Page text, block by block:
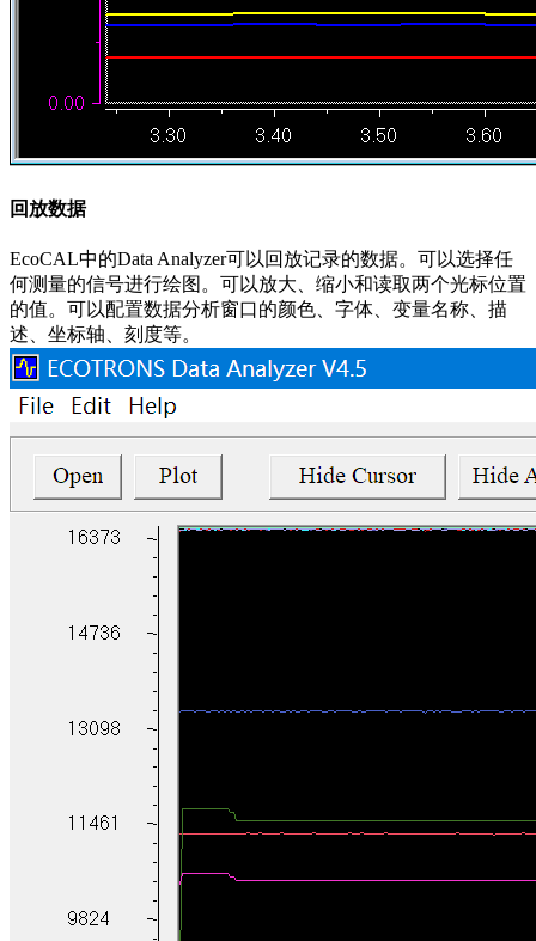
回放数据
EcoCAL中的Data Analyzer可以回放记录的数据。可以选择任
何测量的信号进行绘图。可以放大、缩小和读取两个光标位置
的值。可以配置数据分析窗口的颜色、字体、变量名称、描
述、坐标轴、刻度等。